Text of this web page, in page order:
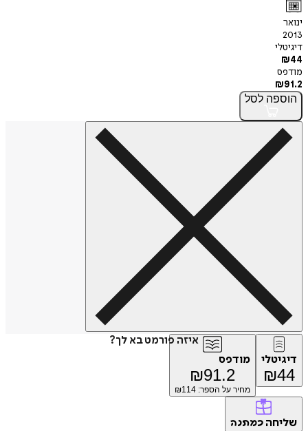
ינואר
2013
דיגיטלי
₪44
מודפס
₪91.2
הוספה לסל
איזה פורמט בא לך?
דיגיטלי
₪44
מודפס
₪91.2
מחיר על הספר: ₪ 114
שליחה כמתנה